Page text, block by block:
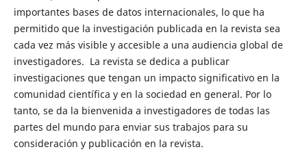
importantes bases de datos internacionales, lo que ha
permitido que la investigación publicada en la revista sea
cada vez más visible y accesible a una audiencia global de
investigadores. La revista se dedica a publicar
investigaciones que tengan un impacto significativo en la
comunidad científica y en la sociedad en general. Por lo
tanto, se da la bienvenida a investigadores de todas las
partes del mundo para enviar sus trabajos para su
consideración y publicación en la revista.